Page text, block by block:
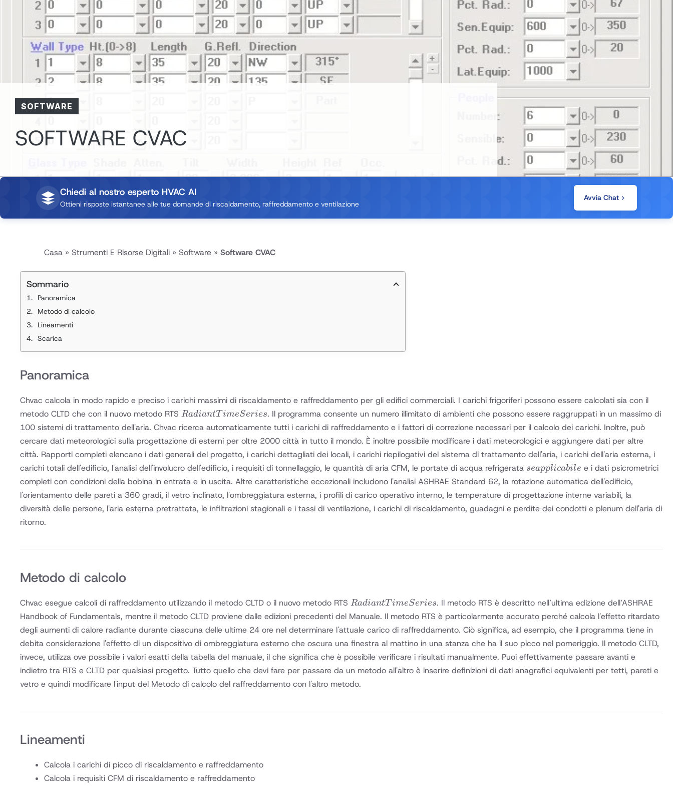
SOFTWARE
SOFTWARE CVAC
Chiedi al nostro esperto HVAC AI
Ottieni risposte istantanee alle tue domande di riscaldamento, raffreddamento e ventilazione
Avvia Chat
Casa » Strumenti E Risorse Digitali » Software » Software CVAC
Sommario
Panoramica
Metodo di calcolo
Lineamenti
Scarica
Panoramica
Chvac calcola in modo rapido e preciso i carichi massimi di riscaldamento e raffreddamento per gli edifici commerciali. I carichi frigoriferi possono essere calcolati sia con il
metodo CLTD che con il nuovo metodo RTS Radiant
Time
Series
RadiantTimeSeries. Il programma consente un numero illimitato di ambienti che possono essere raggruppati in un massimo di
100 sistemi di trattamento dell'aria. Chvac ricerca automaticamente tutti i carichi di raffreddamento e i fattori di correzione necessari per il calcolo dei carichi. Inoltre, può
cercare dati meteorologici sulla progettazione di esterni per oltre 2000 città in tutto il mondo. È inoltre possibile modificare i dati meteorologici e aggiungere dati per altre
città. Rapporti completi elencano i dati generali del progetto, i carichi dettagliati dei locali, i carichi riepilogativi del sistema di trattamento dell'aria, i carichi dell'aria esterna, i
carichi totali dell'edificio, l'analisi dell'involucro dell'edificio, i requisiti di tonnellaggio, le quantità di aria CFM, le portate di acqua refrigerata se
applicabile
seapplicabile e i dati psicrometrici
completi con condizioni della bobina in entrata e in uscita. Altre caratteristiche eccezionali includono l'analisi ASHRAE Standard 62, la rotazione automatica dell'edificio,
l'orientamento delle pareti a 360 gradi, il vetro inclinato, l'ombreggiatura esterna, i profili di carico operativo interno, le temperature di progettazione interne variabili, la
diversità delle persone, l'aria esterna pretrattata, le infiltrazioni stagionali e i tassi di ventilazione, i carichi di riscaldamento, guadagni e perdite dei condotti e plenum dell'aria di
ritorno.
Metodo di calcolo
Chvac esegue calcoli di raffreddamento utilizzando il metodo CLTD o il nuovo metodo RTS Radiant
Time
Series
RadiantTimeSeries. Il metodo RTS è descritto nell’ultima edizione dell’ASHRAE
Handbook of Fundamentals, mentre il metodo CLTD proviene dalle edizioni precedenti del Manuale. Il metodo RTS è particolarmente accurato perché calcola l'effetto ritardato
degli aumenti di calore radiante durante ciascuna delle ultime 24 ore nel determinare l'attuale carico di raffreddamento. Ciò significa, ad esempio, che il programma tiene in
debita considerazione l'effetto di un dispositivo di ombreggiatura esterno che oscura una finestra al mattino in una stanza che ha il suo picco nel pomeriggio. Il metodo CLTD,
invece, utilizza ove possibile i valori esatti della tabella del manuale, il che significa che è possibile verificare i risultati manualmente. Puoi effettivamente passare avanti e
indietro tra RTS e CLTD per qualsiasi progetto. Tutto quello che devi fare per passare da un metodo all'altro è inserire definizioni di dati anagrafici equivalenti per tetti, pareti e
vetro e quindi modificare l'input del Metodo di calcolo del raffreddamento con l'altro metodo.
Lineamenti
Calcola i carichi di picco di riscaldamento e raffreddamento
Calcola i requisiti CFM di riscaldamento e raffreddamento